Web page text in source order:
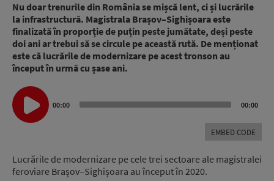
Nu doar trenurile din România se mișcă lent, ci și lucrările
la infrastructură. Magistrala Brașov–Sighișoara este
finalizată în proporție de puțin peste jumătate, deși peste
doi ani ar trebui să se circule pe această rută. De menționat
este că lucrările de modernizare pe acest tronson au
început în urmă cu șase ani.
Audio
Player
00:00 00:00
EMBED CODE
Lucrările de modernizare pe cele trei sectoare ale magistralei
feroviare Brașov–Sighișoara au început în 2020.